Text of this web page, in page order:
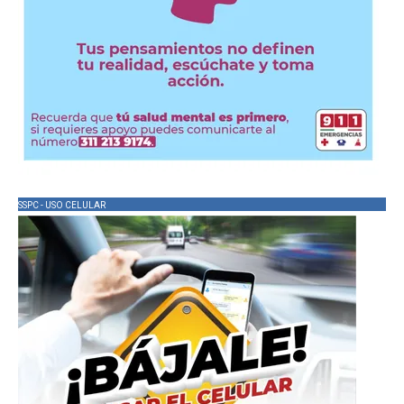
SSPC - USO CELULAR